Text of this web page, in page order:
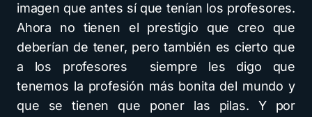
imagen que antes sí que tenían los profesores.
Ahora no tienen el prestigio que creo que
deberían de tener, pero también es cierto que
a los profesores siempre les digo que
tenemos la profesión más bonita del mundo y
que se tienen que poner las pilas. Y por